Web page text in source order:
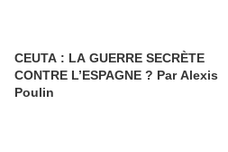
CEUTA : LA GUERRE SECRÈTE
CONTRE L’ESPAGNE ? Par Alexis
Poulin